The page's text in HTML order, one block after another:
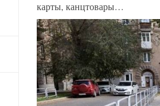
карты, канцтовары…